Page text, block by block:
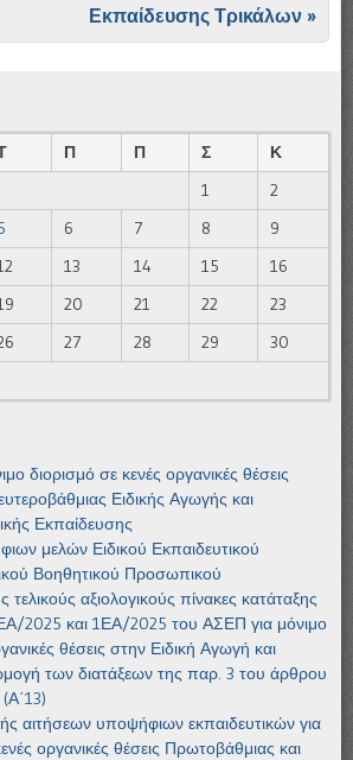
Εκπαίδευσης Τρικάλων »
Π Π Σ
Κ
1
2
6 7 8
9
13 14 15
16
20 21 22
23
27 28 29
30
διορισμό σε κενές οργανικές θέσεις
Ειδικής Αγωγής και
Εκπαίδευσης
μελών Ειδικού Εκπαιδευτικού
Βοηθητικού Προσωπικού
αξιολογικούς πίνακες κατάταξης
2025 και 1ΕΑ/2025 του ΑΣΕΠ για μόνιμο
θέσεις στην Ειδική Αγωγή και
των διατάξεων της παρ. 3 του άρθρου
αιτήσεων υποψήφιων εκπαιδευτικών για
οργανικές θέσεις Πρωτοβάθμιας και